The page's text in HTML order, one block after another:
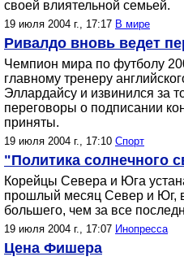
своей влиятельной семьей.
19 июля 2004 г., 17:17 В мире
Ривалдо вновь ведет
Чемпион мира по футболу
главному тренеру
Эллардайсу и извинился за
переговоры о подписании
приняты.
19 июля 2004 г., 17:10 Спорт
"Политика солнечного
Корейцы Севера и Юга
прошлый месяц Север и Юг,
большего, чем за все
19 июля 2004 г., 17:07 Инопресса
Цена Фишера